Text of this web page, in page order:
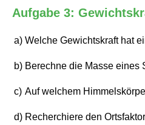
Aufgabe 3:
a) Welche Gewichtskraft hat
b) Berechne die Masse eines
c) Auf welchem
d) Recherchiere den